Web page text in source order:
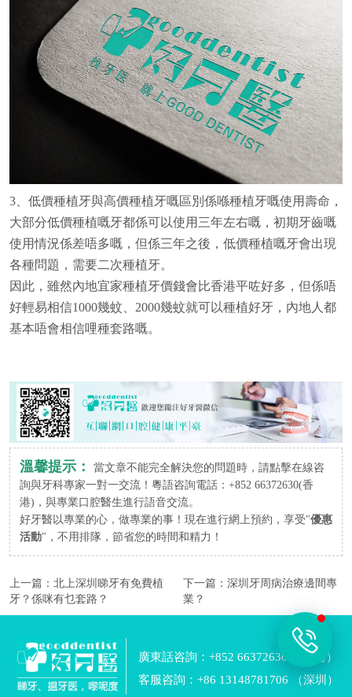
3、低價種植牙與高價種植牙嘅區別係喺種植牙嘅使用壽命，
大部分低價種植嘅牙都係可以使用三年左右嘅，初期牙齒嘅
使用情況係差唔多嘅，但係三年之後，低價種植嘅牙會出現
各種問題，需要二次種植牙。
因此，雖然內地宜家種植牙價錢會比香港平咗好多，但係唔
好輕易相信1000幾蚊、2000幾蚊就可以種植好牙，內地人都
基本唔會相信哩種套路嘅。
溫馨提示：
當文章不能完全解決您的問題時，請點擊在線咨
詢與牙科專家一對一交流！粵語咨詢電話：+852 66372630(香
港)，與專業口腔醫生進行語音交流。
好牙醫以專業的心，做專業的事！現在進行網上預約，享受"優惠
活動"，不用排隊，節省您的時間和精力！
上一篇： 北上深圳睇牙有免費植
牙？係咪有乜套路？
下一篇： 深圳牙周病治療邊間專
業？
廣東話咨詢：+852 66372630 （香港）
客服咨詢：+86 13148781706 （深圳）